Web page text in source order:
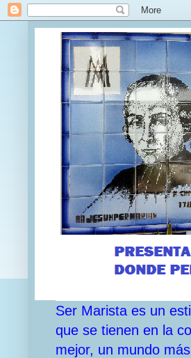
Ser Marista es un
que se tienen en la
mejor, un mundo